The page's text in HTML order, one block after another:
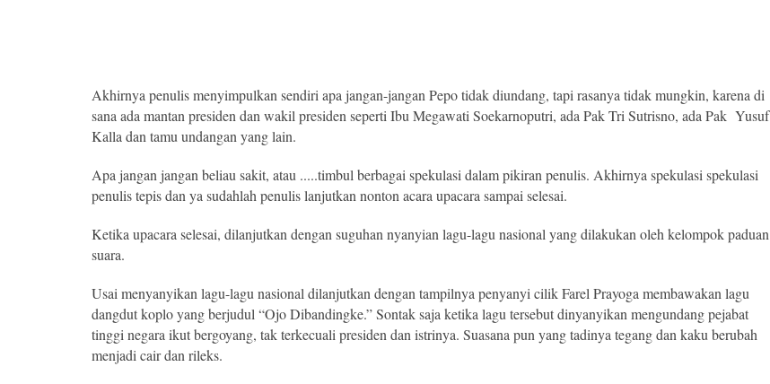
Akhirnya penulis menyimpulkan sendiri apa jangan-jangan Pepo tidak diundang, tapi rasanya tidak mungkin, karena di
sana ada mantan presiden dan wakil presiden seperti Ibu Megawati Soekarnoputri, ada Pak Tri Sutrisno, ada Pak Yusuf
Kalla dan tamu undangan yang lain.
Apa jangan jangan beliau sakit, atau .....timbul berbagai spekulasi dalam pikiran penulis. Akhirnya spekulasi spekulasi
penulis tepis dan ya sudahlah penulis lanjutkan nonton acara upacara sampai selesai.
Ketika upacara selesai, dilanjutkan dengan suguhan nyanyian lagu-lagu nasional yang dilakukan oleh kelompok paduan
suara.
Usai menyanyikan lagu-lagu nasional dilanjutkan dengan tampilnya penyanyi cilik Farel Prayoga membawakan lagu
dangdut koplo yang berjudul “Ojo Dibandingke.” Sontak saja ketika lagu tersebut dinyanyikan mengundang pejabat
tinggi negara ikut bergoyang, tak terkecuali presiden dan istrinya. Suasana pun yang tadinya tegang dan kaku berubah
menjadi cair dan rileks.